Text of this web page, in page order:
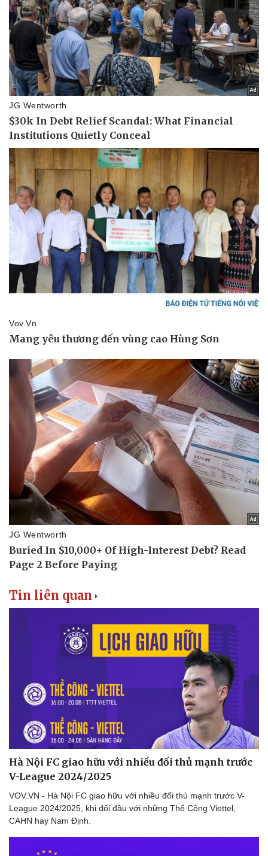
Doanh nghiệp
Thông tin doanh nghiệp
Doanh nhân
Vì cộng đồng
Công nghệ
Sành điệu
Trải nghiệm
Chuyển đổi số
Sức khỏe
Dinh dưỡng - món ngon
Cây thuốc
Sản phụ khoa
Nhi khoa
Nam khoa
Làm đẹp - giảm cân
Phòng mạch online
Ăn sạch sống khỏe
Đời sống
Nhà đẹp
Blog
Tình yêu - Gia đình
Văn hóa
Sân khấu - Điện ảnh
Văn học
Âm nhạc
Giải trí
Nghệ sĩ
Sao Việt
Tin liên quan
Hà Nội FC giao hữu với nhiều đối thủ mạnh trước
V-League 2024/2025
VOV.VN - Hà Nội FC giao hữu với nhiều đối thủ mạnh trước V-
League 2024/2025, khi đối đầu với những Thể Công Viettel,
CAHN hay Nam Định.